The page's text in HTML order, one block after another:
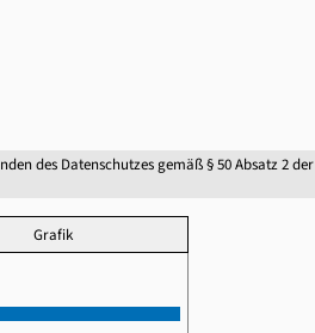
des Datenschutzes gemäß § 50 Absatz 2 der
Grafik